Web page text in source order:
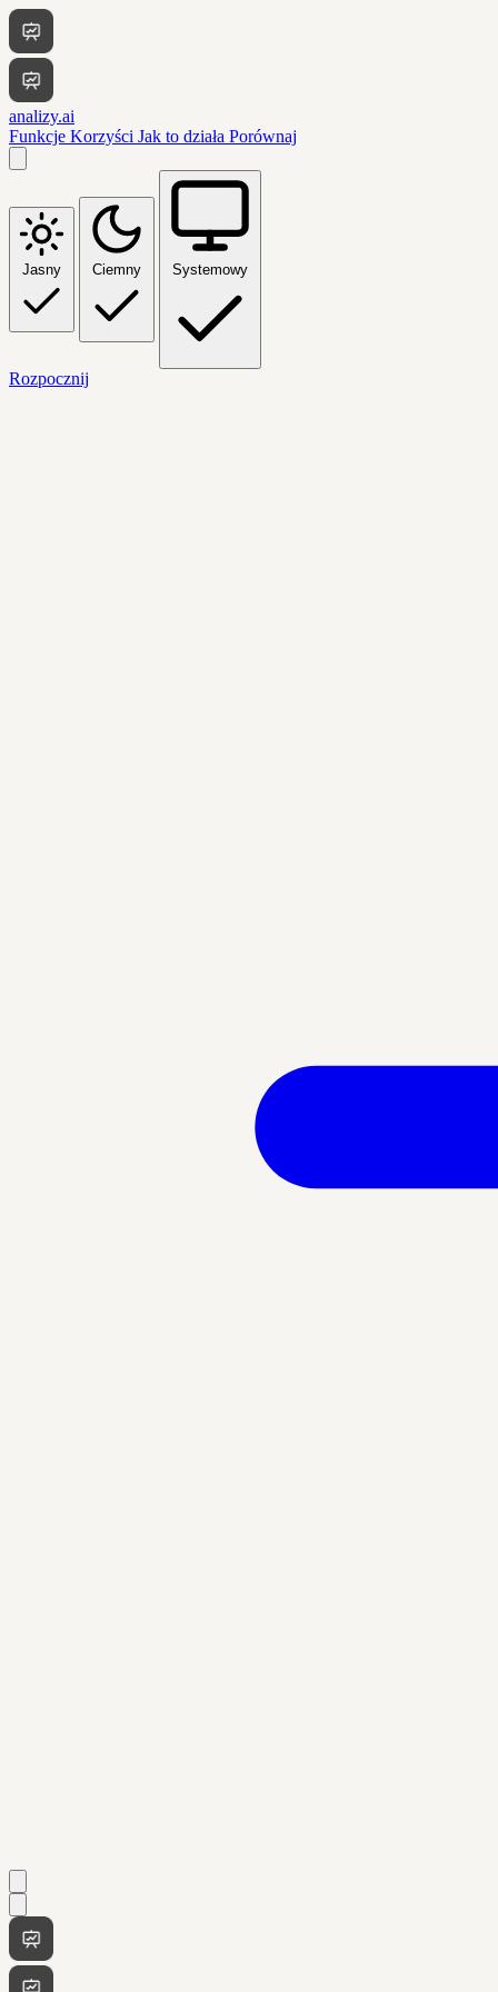
analizy.ai
Funkcje Korzyści Jak to działa Porównaj
Jasny Ciemny Systemowy
Rozpocznij